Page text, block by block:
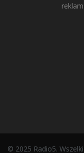
© 2025 Radio5.